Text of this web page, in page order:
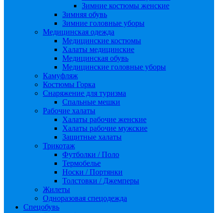
Зимние костюмы женские
Зимняя обувь
Зимние головные уборы
Медицинская одежда
Медицинские костюмы
Халаты медицинские
Медицинская обувь
Медицинские головные уборы
Камуфляж
Костюмы Горка
Снаряжение для туризма
Спальные мешки
Рабочие халаты
Халаты рабочие женские
Халаты рабочие мужские
Защитные халаты
Трикотаж
Футболки / Поло
Термобелье
Носки / Портянки
Толстовки / Джемперы
Жилеты
Одноразовая спецодежда
Спецобувь